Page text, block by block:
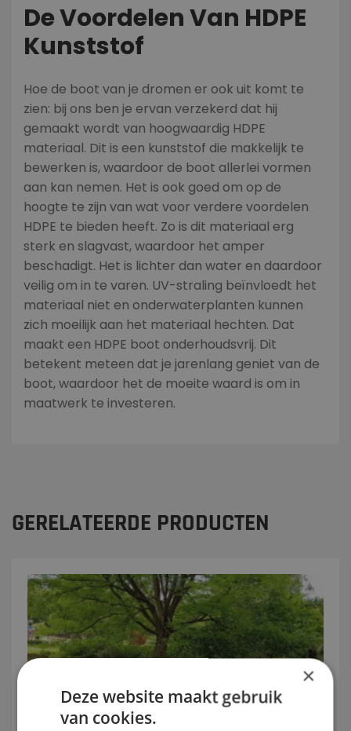
De Voordelen Van HDPE
Kunststof​
Hoe de boot van je dromen er ook uit komt te
zien: bij ons ben je ervan verzekerd dat hij
gemaakt wordt van hoogwaardig HDPE
materiaal. Dit is een kunststof die makkelijk te
bewerken is, waardoor de boot allerlei vormen
aan kan nemen. Het is ook goed om op de
hoogte te zijn van wat voor verdere voordelen
HDPE te bieden heeft. Zo is dit materiaal erg
sterk en slagvast, waardoor het amper
beschadigt. Het is lichter dan water en daardoor
veilig om in te varen. UV-straling beïnvloedt het
materiaal niet en onderwaterplanten kunnen
zich moeilijk aan het materiaal hechten. Dat
maakt een HDPE boot onderhoudsvrij. Dit
betekent meteen dat je jarenlang geniet van de
boot, waardoor het de moeite waard is om in
maatwerk te investeren.​
GERELATEERDE PRODUCTEN
×
Deze website maakt gebruik
van cookies.